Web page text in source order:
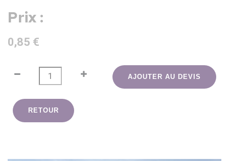
Prix :
0,85 €
AJOUTER AU DEVIS
RETOUR